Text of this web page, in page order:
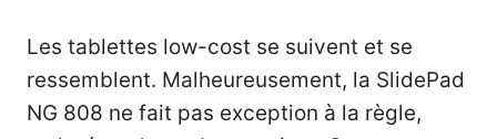
Les tablettes low-cost se suivent et se
ressemblent. Malheureusement, la SlidePad
NG 808 ne fait pas exception à la règle,